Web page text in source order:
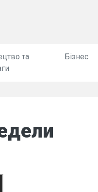
та
Бізнес